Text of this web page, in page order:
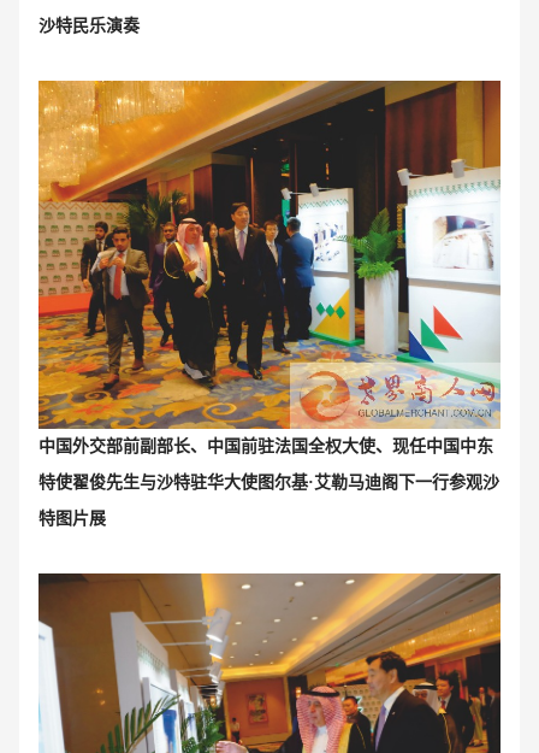
沙特民乐演奏
中国外交部前副部长、中国前驻法国全权大使、现任中国中东
特使翟俊先生与沙特驻华大使图尔基·艾勒马迪阁下一行参观沙
特图片展